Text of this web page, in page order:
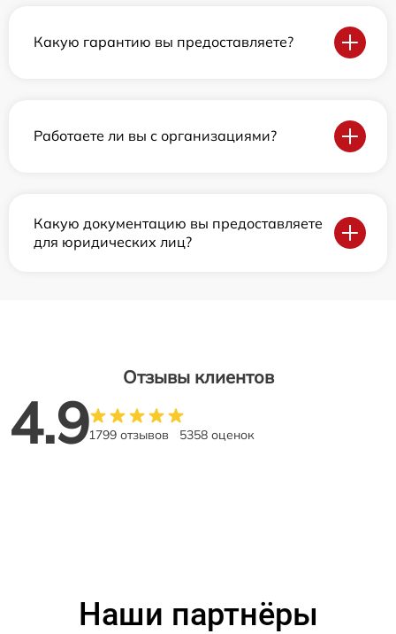
Какую гарантию вы предоставляете?
Работаете ли вы с организациями?
Какую документацию вы предоставляете
для юридических лиц?
Отзывы клиентов
4.91799 отзывов 5358 оценок
Наши партнёры